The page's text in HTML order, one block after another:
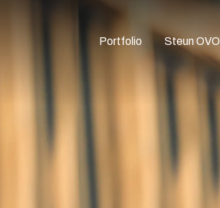
Portfolio Steun OVO